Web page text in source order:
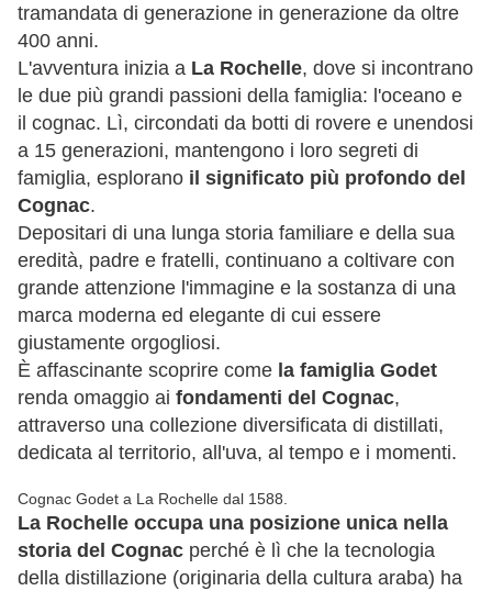
tramandata di generazione in generazione da oltre
400 anni.
L'avventura inizia a La Rochelle, dove si incontrano
le due più grandi passioni della famiglia: l'oceano e
il cognac. Lì, circondati da botti di rovere e unendosi
a 15 generazioni, mantengono i loro segreti di
famiglia, esplorano il significato più profondo del
Cognac.
Depositari di una lunga storia familiare e della sua
eredità, padre e fratelli, continuano a coltivare con
grande attenzione l'immagine e la sostanza di una
marca moderna ed elegante di cui essere
giustamente orgogliosi.
È affascinante scoprire come la famiglia Godet
renda omaggio ai fondamenti del Cognac,
attraverso una collezione diversificata di distillati,
dedicata al territorio, all'uva, al tempo e i momenti.
Cognac Godet a La Rochelle dal 1588.
La Rochelle occupa una posizione unica nella
storia del Cognac perché è lì che la tecnologia
della distillazione (originaria della cultura araba) ha